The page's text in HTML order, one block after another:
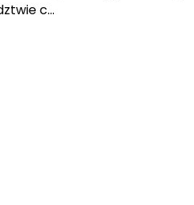
c...